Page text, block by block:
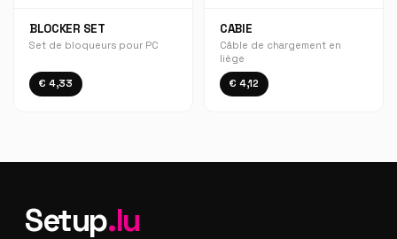
BLOCKER SET
Set de bloqueurs pour PC
€ 4,33
CABIE
Câble de chargement en
liège
€ 4,12
Setup.lu